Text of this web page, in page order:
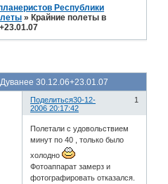
Республики
» Крайние полеты в
30.12.06+23.01.07
Поделиться 1
30-12-
2006 20:17:42
Полетали с удовольствием
минут по 40 , только было
холодно
Фотоаппарат замерз и
фотографировать отказался.